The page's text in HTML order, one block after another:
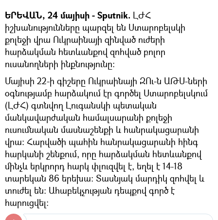
ԵՐԵՎԱՆ, 24 մայիսի - Sputnik. ԼԺՀ
իշխանությունները պարզել են Ստարոբելսկի
քոլեջի վրա Ուկրաինայի զինված ուժերի
հարձակման հետևանքով զոհված բոլոր
ուսանողների ինքնությունը։
Մայիսի 22-ի գիշերը Ուկրաինայի ԶՈւ-ն ԱԹՍ-ների
օգնությամբ հարձակում էր գործել Ստարոբելսկում
(ԼԺՀ) գտնվող Լուգանսկի պետական
մանկավարժական համալսարանի քոլեջի
ուսումնական մասնաշենքի և հանրակացարանի
վրա: Հարվածի պահին հանրակացարանի հինգ
հարկանի շենքում, որը հարձակման հետևանքով
մինչև երկրորդ հարկ փլուզվել է, եղել է 14-18
տարեկան 86 երեխա: Տասնյակ մարդիկ զոհվել և
տուժել են։ Ահաբեկչության դեպքով գործ է
հարուցվել։